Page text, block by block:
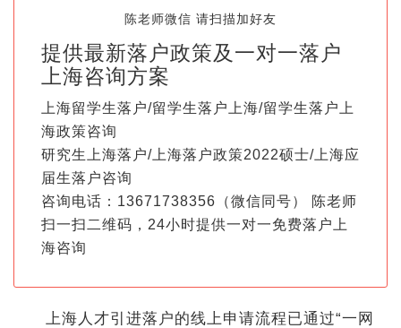
陈老师微信 请扫描加好友
提供最新落户政策及一对一落户
上海咨询方案
上海留学生落户/留学生落户上海/留学生落户上
海政策咨询
研究生上海落户/上海落户政策2022硕士/上海应
届生落户咨询
咨询电话：13671738356（微信同号） 陈老师
扫一扫二维码，24小时提供一对一免费落户上
海咨询
上海人才引进落户的线上申请流程已通过“一网